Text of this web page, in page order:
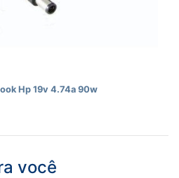
Hp 19v 4.74a 90w
você